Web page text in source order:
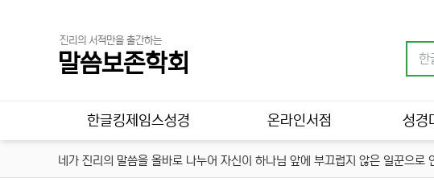
진리의 서적만을 출간하는
말씀보존학회
한글킹제임스성경 온라인서점 성경
네가 진리의 말씀을 올바로 나누어 자신이 하나님 앞에 부끄럽지 않은 일꾼으